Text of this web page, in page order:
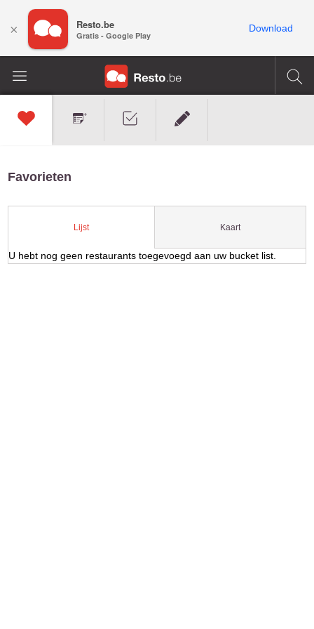
Favorieten
Lijst Kaart
U hebt nog geen restaurants toegevoegd aan uw bucket list.
× Resto.be
Gratis - Google Play
Download